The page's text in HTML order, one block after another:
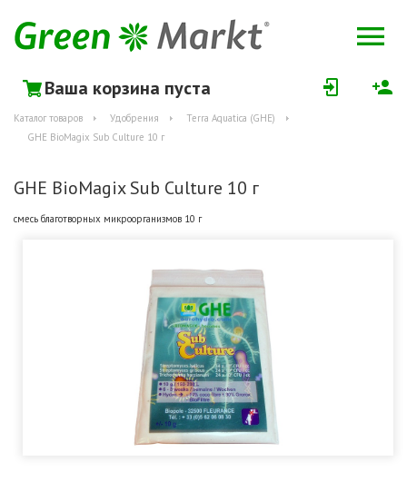
Ваша корзина пуста
Каталог товаров Удобрения
Terra Aquatica (GHE)
GHE BioMagix Sub Culture 10 г
GHE BioMagix Sub Culture 10 г
смесь благотворных микроорганизмов 10 г